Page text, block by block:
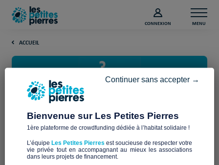
CONNEXION MENU
ACCUEIL
Foire aux questions donateur
Bienvenue dans notre foire aux questions donateur !
Bienvenue sur Les Petites Pierres
1ère plateforme de crowdfunding dédiée à l’habitat solidaire !
L’équipe Les Petites Pierres est soucieuse de respecter votre
vie privée tout en accompagnant au mieux les associations
dans leurs projets de financement.
Continuer sans accepter →